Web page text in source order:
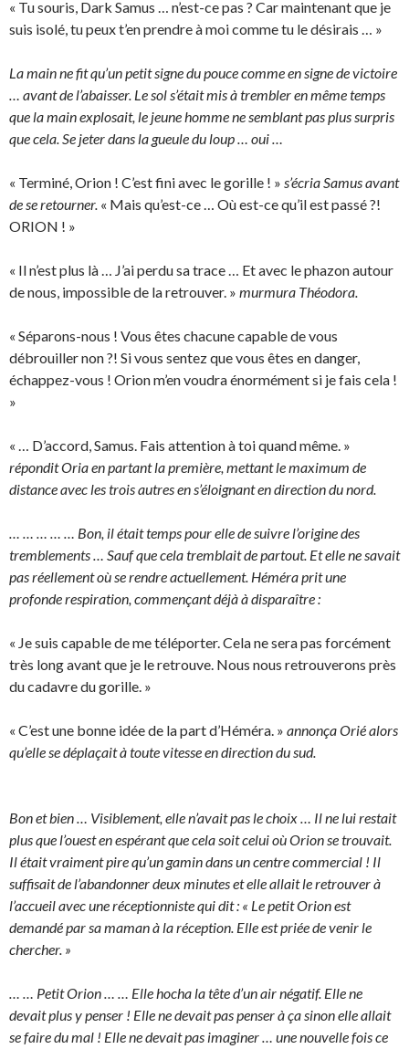
« Tu souris, Dark Samus … n’est-ce pas ? Car maintenant que je
suis isolé, tu peux t’en prendre à moi comme tu le désirais … »
La main ne fit qu’un petit signe du pouce comme en signe de victoire
… avant de l’abaisser. Le sol s’était mis à trembler en même temps
que la main explosait, le jeune homme ne semblant pas plus surpris
que cela. Se jeter dans la gueule du loup … oui …
« Terminé, Orion ! C’est fini avec le gorille ! » s’écria Samus avant
de se retourner. « Mais qu’est-ce … Où est-ce qu’il est passé ?!
ORION ! »
« Il n’est plus là … J’ai perdu sa trace … Et avec le phazon autour
de nous, impossible de la retrouver. » murmura Théodora.
« Séparons-nous ! Vous êtes chacune capable de vous
débrouiller non ?! Si vous sentez que vous êtes en danger,
échappez-vous ! Orion m’en voudra énormément si je fais cela !
»
« … D’accord, Samus. Fais attention à toi quand même. »
répondit Oria en partant la première, mettant le maximum de
distance avec les trois autres en s’éloignant en direction du nord.
… … … … … Bon, il était temps pour elle de suivre l’origine des
tremblements … Sauf que cela tremblait de partout. Et elle ne savait
pas réellement où se rendre actuellement. Héméra prit une
profonde respiration, commençant déjà à disparaître :
« Je suis capable de me téléporter. Cela ne sera pas forcément
très long avant que je le retrouve. Nous nous retrouverons près
du cadavre du gorille. »
« C’est une bonne idée de la part d’Héméra. » annonça Orié alors
qu’elle se déplaçait à toute vitesse en direction du sud.
Bon et bien … Visiblement, elle n’avait pas le choix … Il ne lui restait
plus que l’ouest en espérant que cela soit celui où Orion se trouvait.
Il était vraiment pire qu’un gamin dans un centre commercial ! Il
suffisait de l’abandonner deux minutes et elle allait le retrouver à
l’accueil avec une réceptionniste qui dit : « Le petit Orion est
demandé par sa maman à la réception. Elle est priée de venir le
chercher. »
… … Petit Orion … … Elle hocha la tête d’un air négatif. Elle ne
devait plus y penser ! Elle ne devait pas penser à ça sinon elle allait
se faire du mal ! Elle ne devait pas imaginer … une nouvelle fois ce